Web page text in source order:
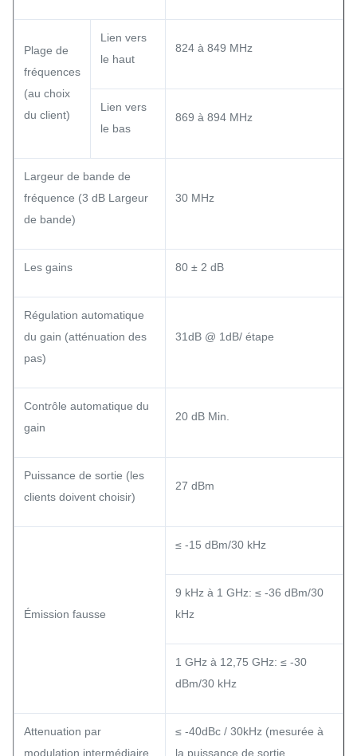
Plage de
fréquences
(au choix
du client)
Lien vers
le haut
824 à 849 MHz
Lien vers
le bas
869 à 894 MHz
Largeur de bande de
fréquence (3 dB Largeur
de bande)
30 MHz
Les gains 80 ± 2 dB
Régulation automatique
du gain (atténuation des
pas)
31dB @ 1dB/ étape
Contrôle automatique du
gain
20 dB Min.
Puissance de sortie (les
clients doivent choisir)
27 dBm
Émission fausse
≤ -15 dBm/30 kHz
9 kHz à 1 GHz: ≤ -36 dBm/30
kHz
1 GHz à 12,75 GHz: ≤ -30
dBm/30 kHz
Attenuation par
modulation intermédiaire
≤ -40dBc / 30kHz (mesurée à
la puissance de sortie